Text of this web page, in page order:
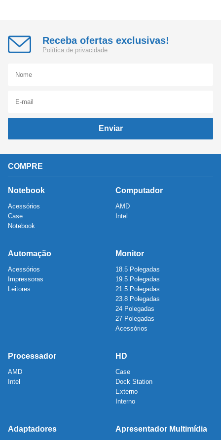
Receba ofertas exclusivas!
Política de privacidade
Enviar
COMPRE
Notebook
Acessórios
Case
Notebook
Computador
AMD
Intel
Automação
Acessórios
Impressoras
Leitores
Monitor
18.5 Polegadas
19.5 Polegadas
21.5 Polegadas
23.8 Polegadas
24 Polegadas
27 Polegadas
Acessórios
Processador
AMD
Intel
HD
Case
Dock Station
Externo
Interno
Adaptadores Apresentador Multimídia